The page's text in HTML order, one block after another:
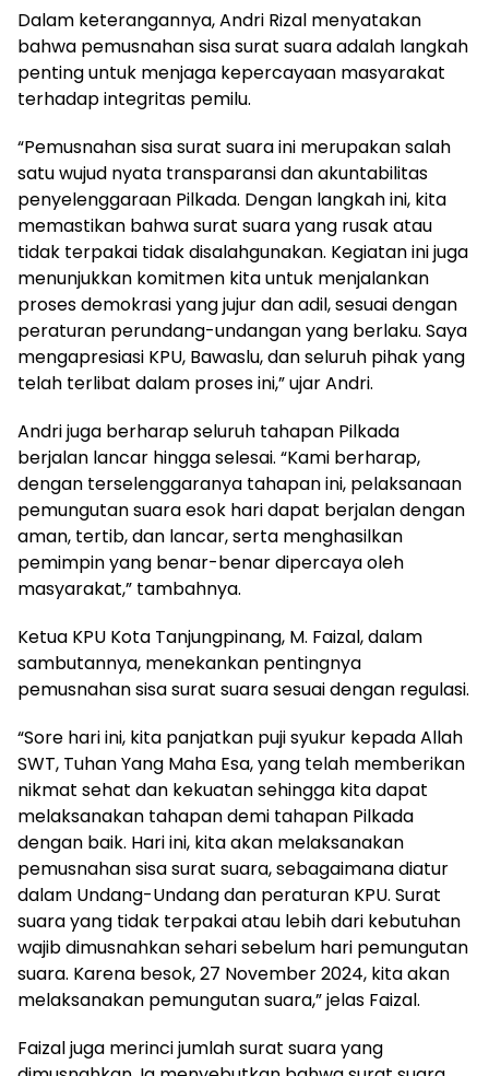
Dalam keterangannya, Andri Rizal menyatakan
bahwa pemusnahan sisa surat suara adalah langkah
penting untuk menjaga kepercayaan masyarakat
terhadap integritas pemilu.
“Pemusnahan sisa surat suara ini merupakan salah
satu wujud nyata transparansi dan akuntabilitas
penyelenggaraan Pilkada. Dengan langkah ini, kita
memastikan bahwa surat suara yang rusak atau
tidak terpakai tidak disalahgunakan. Kegiatan ini juga
menunjukkan komitmen kita untuk menjalankan
proses demokrasi yang jujur dan adil, sesuai dengan
peraturan perundang-undangan yang berlaku. Saya
mengapresiasi KPU, Bawaslu, dan seluruh pihak yang
telah terlibat dalam proses ini,” ujar Andri.
Andri juga berharap seluruh tahapan Pilkada
berjalan lancar hingga selesai. “Kami berharap,
dengan terselenggaranya tahapan ini, pelaksanaan
pemungutan suara esok hari dapat berjalan dengan
aman, tertib, dan lancar, serta menghasilkan
pemimpin yang benar-benar dipercaya oleh
masyarakat,” tambahnya.
Ketua KPU Kota Tanjungpinang, M. Faizal, dalam
sambutannya, menekankan pentingnya
pemusnahan sisa surat suara sesuai dengan regulasi.
“Sore hari ini, kita panjatkan puji syukur kepada Allah
SWT, Tuhan Yang Maha Esa, yang telah memberikan
nikmat sehat dan kekuatan sehingga kita dapat
melaksanakan tahapan demi tahapan Pilkada
dengan baik. Hari ini, kita akan melaksanakan
pemusnahan sisa surat suara, sebagaimana diatur
dalam Undang-Undang dan peraturan KPU. Surat
suara yang tidak terpakai atau lebih dari kebutuhan
wajib dimusnahkan sehari sebelum hari pemungutan
suara. Karena besok, 27 November 2024, kita akan
melaksanakan pemungutan suara,” jelas Faizal.
Faizal juga merinci jumlah surat suara yang